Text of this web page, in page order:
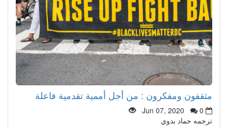
مثقفون ومفكرون : من أجل أممية تقدمية فاعلة
Jun 07, 2020
0
ترجمه حماد بدوي